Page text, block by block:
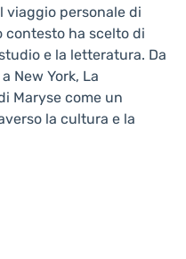
viaggio personale di
contesto ha scelto di
e la letteratura. Da
New York, La
Maryse come un
la cultura e la